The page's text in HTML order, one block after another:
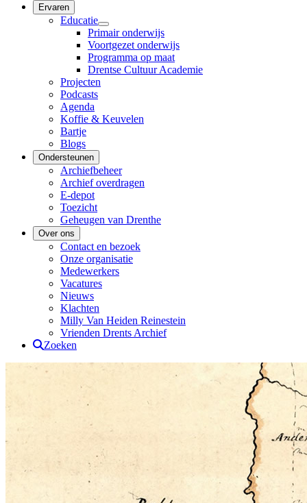
Ervaren
Educatie
Primair onderwijs
Voortgezet onderwijs
Programma op maat
Drentse Cultuur Academie
Projecten
Podcasts
Agenda
Koffie & Keuvelen
Bartje
Blogs
Ondersteunen
Archiefbeheer
Archief overdragen
E-depot
Toezicht
Geheugen van Drenthe
Over ons
Contact en bezoek
Onze organisatie
Medewerkers
Vacatures
Nieuws
Klachten
Milly Van Heiden Reinestein
Vrienden Drents Archief
Zoeken
Drents Archief